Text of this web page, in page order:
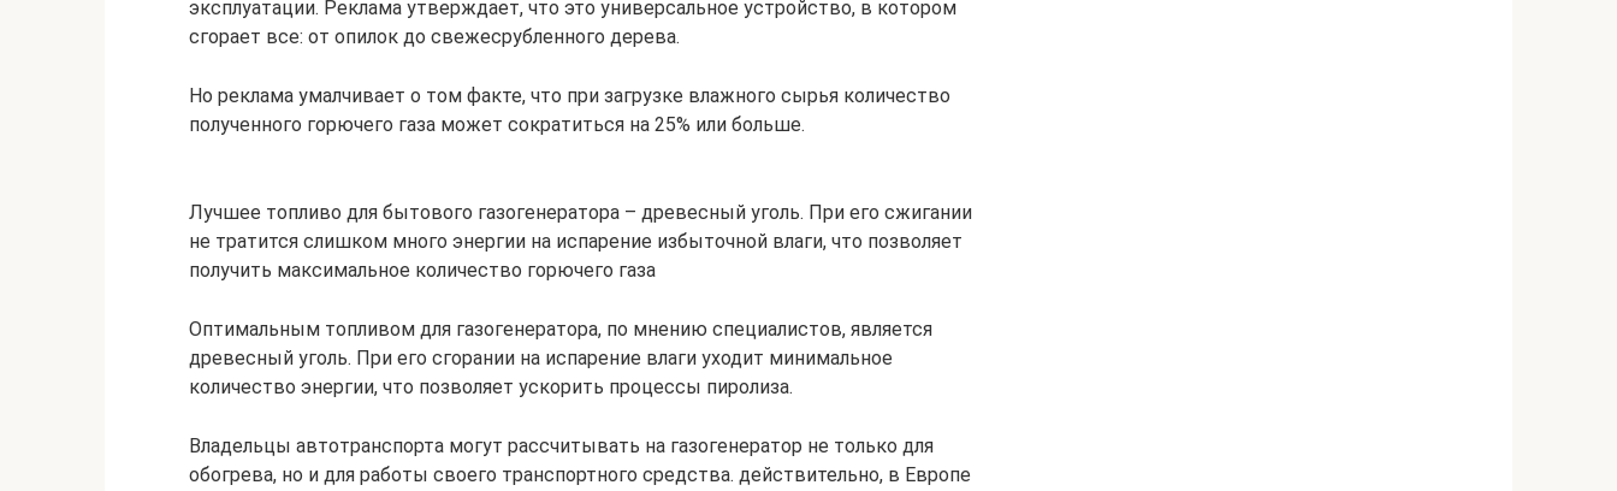
эксплуатации. Реклама утверждает, что это универсальное устройство, в котором
сгорает все: от опилок до свежесрубленного дерева.
Но реклама умалчивает о том факте, что при загрузке влажного сырья количество
полученного горючего газа может сократиться на 25% или больше.
Лучшее топливо для бытового газогенератора – древесный уголь. При его сжигании
не тратится слишком много энергии на испарение избыточной влаги, что позволяет
получить максимальное количество горючего газа
Оптимальным топливом для газогенератора, по мнению специалистов, является
древесный уголь. При его сгорании на испарение влаги уходит минимальное
количество энергии, что позволяет ускорить процессы пиролиза.
Владельцы автотранспорта могут рассчитывать на газогенератор не только для
обогрева, но и для работы своего транспортного средства. действительно, в Европе